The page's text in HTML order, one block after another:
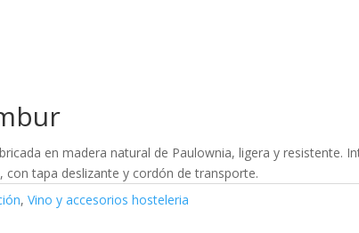
en madera natural de Paulownia, ligera y resistente.
con tapa deslizante y cordón de transporte.
,Vino y accesorios hosteleria